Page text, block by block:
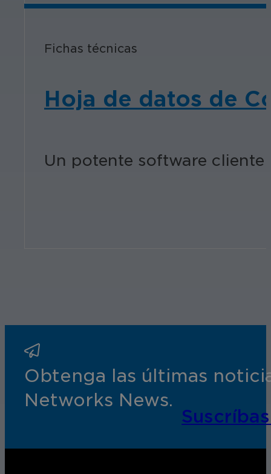
Fichas técnicas
Hoja de datos de
Un potente software
Obtenga las últimas
Networks News.